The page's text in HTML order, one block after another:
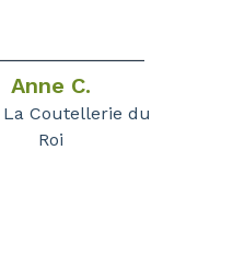
Anne C.
La Coutellerie du
Roi